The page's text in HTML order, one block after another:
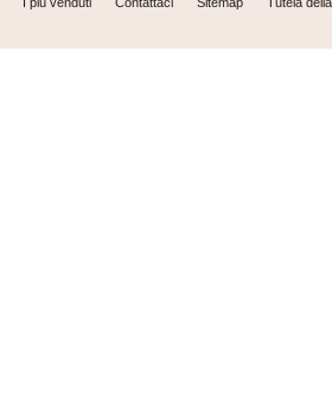
I più venduti Contattaci Sitemap Tutela